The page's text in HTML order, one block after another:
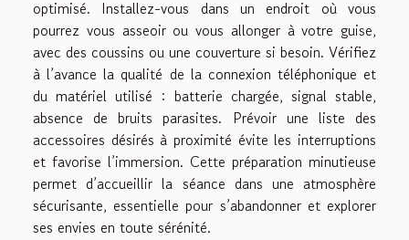
optimisé. Installez-vous dans un endroit où vous
pourrez vous asseoir ou vous allonger à votre guise,
avec des coussins ou une couverture si besoin. Vérifiez
à l’avance la qualité de la connexion téléphonique et
du matériel utilisé : batterie chargée, signal stable,
absence de bruits parasites. Prévoir une liste des
accessoires désirés à proximité évite les interruptions
et favorise l’immersion. Cette préparation minutieuse
permet d’accueillir la séance dans une atmosphère
sécurisante, essentielle pour s’abandonner et explorer
ses envies en toute sérénité.